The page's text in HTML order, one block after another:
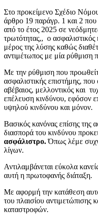
Στο προκείμενο Σχέδιο
άρθρο 19 παράγρ. 1 και 2
από το έτος 2025 σε
τρωτότητας,, ο
μέρος της λύσης καθώς
αντιμέτωπος με μία ρύθμιση
Με την ρύθμιση που
ασφαλιστικής επιστήμης, που
αβέβαιος, μελλοντικός και
επέλευση κινδύνου, εφόσον
υψηλού κινδύνου και μόνον.
Βασικός κανόνας επίσης της
διασπορά του κινδύνου
ασφάλιστρο.Όπως λέμε
λίγων.
Αντιλαμβάνεται εύκολα
αυτή η πρωτοφανής διάταξη.
Με αφορμή την κατάθεση
του πλαισίου αντιμετώπισης
καταστροφών.